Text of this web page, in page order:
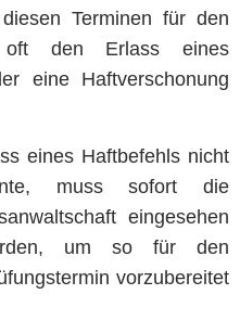
Terminen für den
oft den Erlass eines
eine Haftverschonung
eines Haftbefehls nicht
muss sofort die
eingesehen
um so für den
vorzubereitet